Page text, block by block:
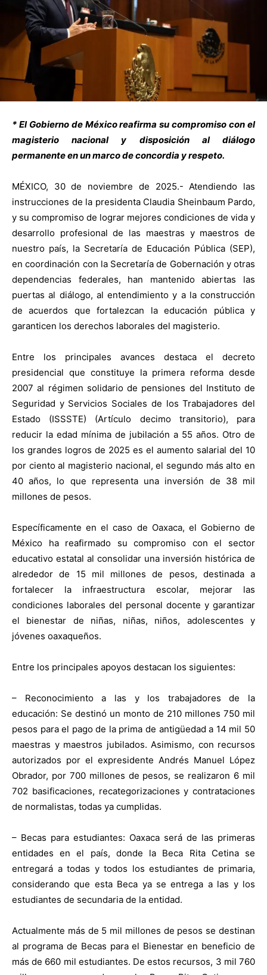
* El Gobierno de México reafirma su compromiso con el
magisterio nacional y disposición al diálogo
permanente en un marco de concordia y respeto.
MÉXICO, 30 de noviembre de 2025.- Atendiendo las
instrucciones de la presidenta Claudia Sheinbaum Pardo,
y su compromiso de lograr mejores condiciones de vida y
desarrollo profesional de las maestras y maestros de
nuestro país, la Secretaría de Educación Pública (SEP),
en coordinación con la Secretaría de Gobernación y otras
dependencias federales, han mantenido abiertas las
puertas al diálogo, al entendimiento y a la construcción
de acuerdos que fortalezcan la educación pública y
garanticen los derechos laborales del magisterio.
Entre los principales avances destaca el decreto
presidencial que constituye la primera reforma desde
2007 al régimen solidario de pensiones del Instituto de
Seguridad y Servicios Sociales de los Trabajadores del
Estado (ISSSTE) (Artículo decimo transitorio), para
reducir la edad mínima de jubilación a 55 años. Otro de
los grandes logros de 2025 es el aumento salarial del 10
por ciento al magisterio nacional, el segundo más alto en
40 años, lo que representa una inversión de 38 mil
millones de pesos.
Específicamente en el caso de Oaxaca, el Gobierno de
México ha reafirmado su compromiso con el sector
educativo estatal al consolidar una inversión histórica de
alrededor de 15 mil millones de pesos, destinada a
fortalecer la infraestructura escolar, mejorar las
condiciones laborales del personal docente y garantizar
el bienestar de niñas, niñas, niños, adolescentes y
jóvenes oaxaqueños.
Entre los principales apoyos destacan los siguientes:
– Reconocimiento a las y los trabajadores de la
educación: Se destinó un monto de 210 millones 750 mil
pesos para el pago de la prima de antigüedad a 14 mil 50
maestras y maestros jubilados. Asimismo, con recursos
autorizados por el expresidente Andrés Manuel López
Obrador, por 700 millones de pesos, se realizaron 6 mil
702 basificaciones, recategorizaciones y contrataciones
de normalistas, todas ya cumplidas.
– Becas para estudiantes: Oaxaca será de las primeras
entidades en el país, donde la Beca Rita Cetina se
entregará a todas y todos los estudiantes de primaria,
considerando que esta Beca ya se entrega a las y los
estudiantes de secundaria de la entidad.
Actualmente más de 5 mil millones de pesos se destinan
al programa de Becas para el Bienestar en beneficio de
más de 660 mil estudiantes. De estos recursos, 3 mil 760